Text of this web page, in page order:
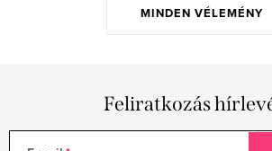
MINDEN VÉLEMÉNY
Feliratkozás